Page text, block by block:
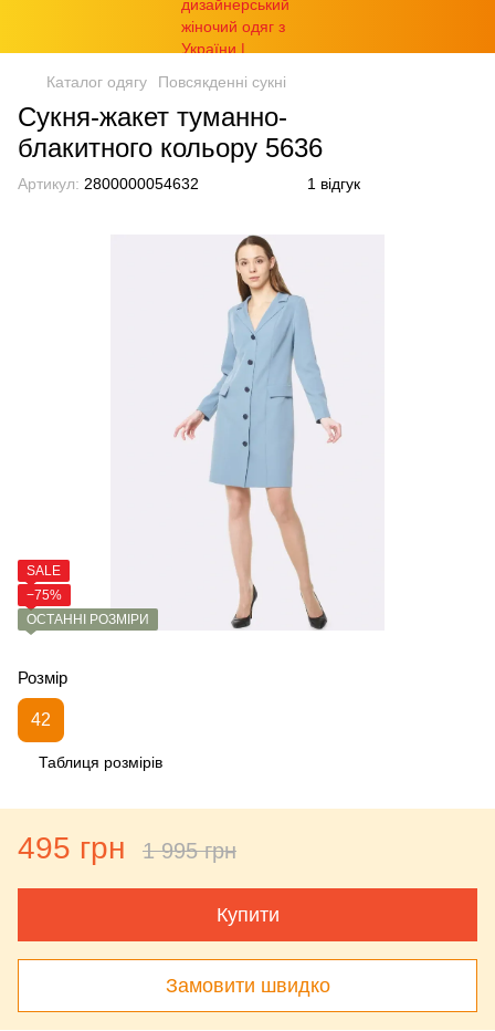
Каталог одягу Повсякденні сукні
Сукня-жакет туманно-
блакитного кольору 5636
Артикул: 2800000054632 1 відгук
SALE
−75%
ОСТАННІ РОЗМІРИ
Розмір
42
Таблиця розмірів
495 грн 1 995 грн
Купити
Замовити швидко